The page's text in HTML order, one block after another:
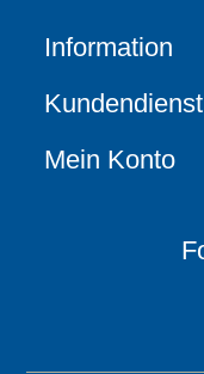
Information
Kundendienst
Mein Konto